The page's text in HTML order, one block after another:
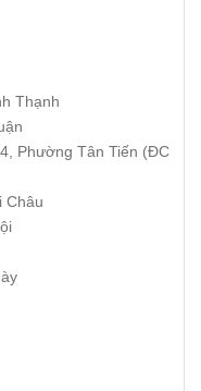
Thạnh
Phường Tân Tiến (ĐC
Châu